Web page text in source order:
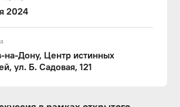
2024
на-Дону, Центр истинных
ул. Б. Садовая, 121